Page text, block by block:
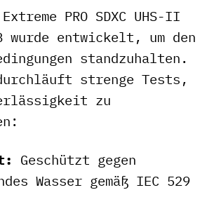
PRO SDXC UHS-II
wurde entwickelt, um den
standzuhalten.
strenge Tests,
zu
Geschützt gegen
Wasser gemäß IEC 529